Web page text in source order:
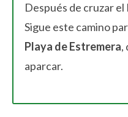
Después de cruzar
Sigue este camino
Playa de Estremera,
aparcar.